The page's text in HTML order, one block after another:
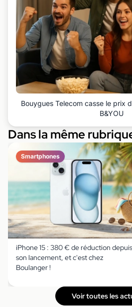
Bouygues Telecom casse le prix
B&YOU
Dans la même
Smartphones
iPhone 15 : 380 € de réduction depuis
son lancement, et c'est chez
Boulanger !
Voir toutes les